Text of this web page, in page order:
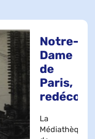
Notre-
Dame
de
Paris,
La
Médiathèque